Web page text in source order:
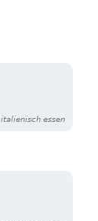
italienisch essen